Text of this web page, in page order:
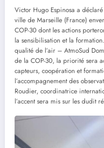
Victor Hugo Espinosa a
ville de Marseille (France)
COP-30 dont les actions
la sensibilisation et la
qualité de l’air – AtmoSud
de la COP-30, la priorité sera
capteurs, coopération et
l’accompagnement des
Roudier, coordinatrice
l’accent sera mis sur les dudit